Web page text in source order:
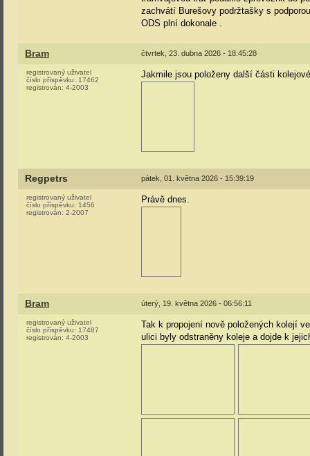
zachvátí Burešovy podržtašky s
ODS plní dokonale .
Bram čtvrtek, 23. dubna 2026 - 18:45:28
registrovaný uživatel
číslo příspěvku: 17462
registrován: 4-2003
Jakmile jsou položeny další části
Regpetrs pátek, 01. května 2026 - 15:39:19
registrovaný uživatel
číslo příspěvku: 1456
registrován: 2-2007
Právě dnes.
Bram úterý, 19. května 2026 - 06:56:11
registrovaný uživatel
číslo příspěvku: 17487
registrován: 4-2003
Tak k propojení nově položených kolejí
ulici byly odstraněny koleje a dojde k